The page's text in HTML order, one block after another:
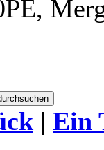
| Ein